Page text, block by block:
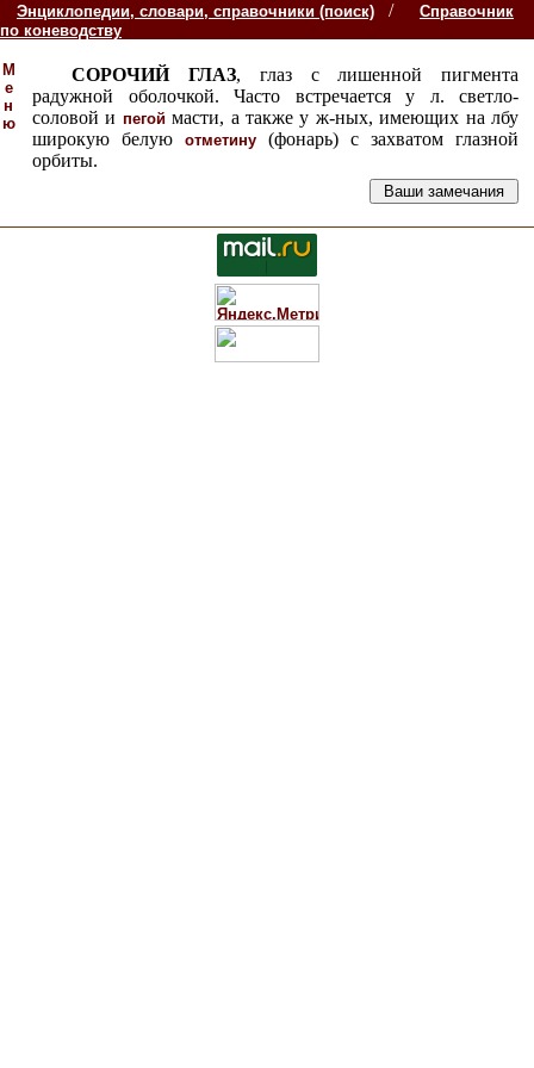
Энциклопедии, словари, справочники (поиск) /
Справочник
по коневодству
М
е
н
ю
СОРОЧИЙ ГЛАЗ, глаз с лишенной пигмента
радужной оболочкой. Часто встречается у л. светло-
соловой и пегоймасти, а также у ж-ных, имеющих на лбу
широкую белую отметину (фонарь) с захватом глазной
орбиты.